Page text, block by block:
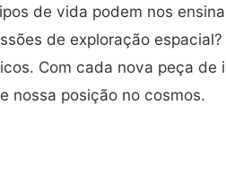
de vida podem nos
de exploração
Com cada nova peça de
nossa posição no cosmos.